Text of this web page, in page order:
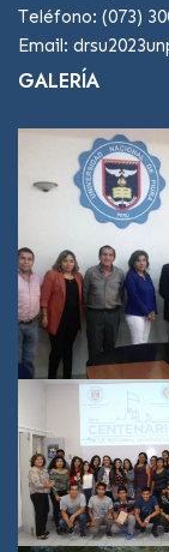
Teléfono: (073)
Email:
GALERÍA